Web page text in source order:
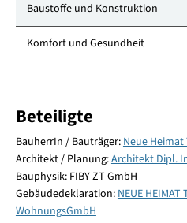
Baustoffe und Konstruktion
Komfort und Gesundheit
Beteiligte
BauherrIn / Bauträger:Neue
Architekt / Planung:Architekt Dipl.
Bauphysik: FIBY ZT GmbH
Gebäudedeklaration:NEUE
WohnungsGmbH